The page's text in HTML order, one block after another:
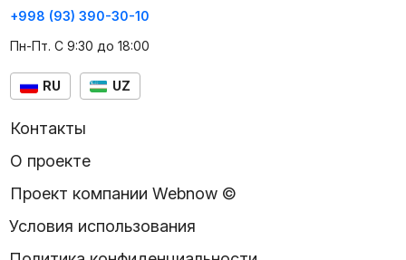
+998 (93) 390-30-10
Пн-Пт. С 9:30 до 18:00
RU UZ
Контакты
О проекте
Проект компании Webnow ©
Условия использования